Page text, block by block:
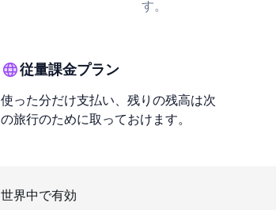
す。
従量課金プラン
使った分だけ支払い、残りの残高は次
の旅行のために取っておけます。
世界中で有効